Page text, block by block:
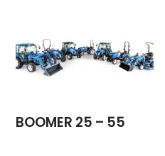
BOOMER 25 – 55